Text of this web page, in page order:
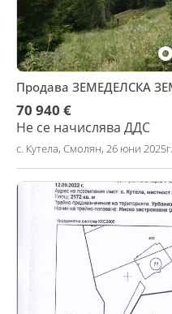
Продава ЗЕМЕДЕЛСКА
70 940 €
Не се начислява ДДС
с. Кутела, Смолян, 26 юни 2025г.